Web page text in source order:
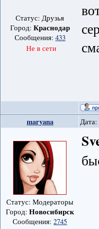
Статус: Друзья
Город: Краснодар
Сообщения: 433
Не в сети
maryana
Статус: Модераторы
Город: Новосибирск
Сообщения:2745